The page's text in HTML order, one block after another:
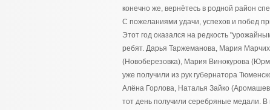
конечно же, вернётесь в родной район
С пожеланиями удачи, успехов и побед
Этот год оказался на редкость
ребят. Дарья Таржеманова, Мария
(Новоберезовка), Мария Винокурова
уже получили из рук губернатора
Алёна Горлова, Наталья Зайко
тот день получили серебряные медали. В